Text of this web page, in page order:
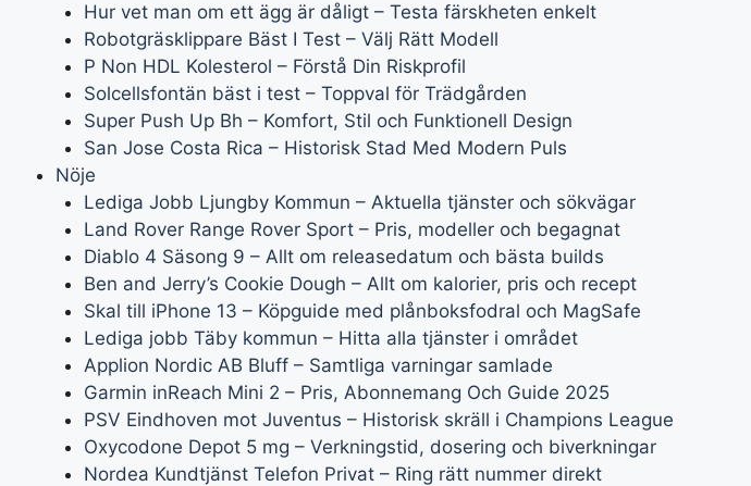
Hur vet man om ett ägg är dåligt – Testa färskheten enkelt
Robotgräsklippare Bäst I Test – Välj Rätt Modell
P Non HDL Kolesterol – Förstå Din Riskprofil
Solcellsfontän bäst i test – Toppval för Trädgården
Super Push Up Bh – Komfort, Stil och Funktionell Design
San Jose Costa Rica – Historisk Stad Med Modern Puls
Nöje
Lediga Jobb Ljungby Kommun – Aktuella tjänster och sökvägar
Land Rover Range Rover Sport – Pris, modeller och begagnat
Diablo 4 Säsong 9 – Allt om releasedatum och bästa builds
Ben and Jerry’s Cookie Dough – Allt om kalorier, pris och recept
Skal till iPhone 13 – Köpguide med plånboksfodral och MagSafe
Lediga jobb Täby kommun – Hitta alla tjänster i området
Applion Nordic AB Bluff – Samtliga varningar samlade
Garmin inReach Mini 2 – Pris, Abonnemang Och Guide 2025
PSV Eindhoven mot Juventus – Historisk skräll i Champions League
Oxycodone Depot 5 mg – Verkningstid, dosering och biverkningar
Nordea Kundtjänst Telefon Privat – Ring rätt nummer direkt